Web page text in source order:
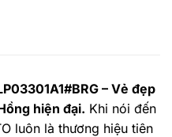
– Vẻ đẹp
hiện đại. Khi nói đến
luôn là thương hiệu tiên